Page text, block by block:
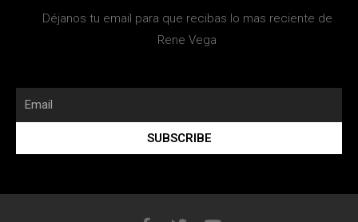
Déjanos tu email para que recibas lo mas reciente de
Rene Vega
SUBSCRIBE